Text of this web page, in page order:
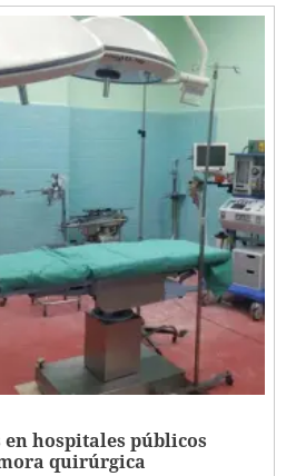
hospitales públicos
quirúrgica